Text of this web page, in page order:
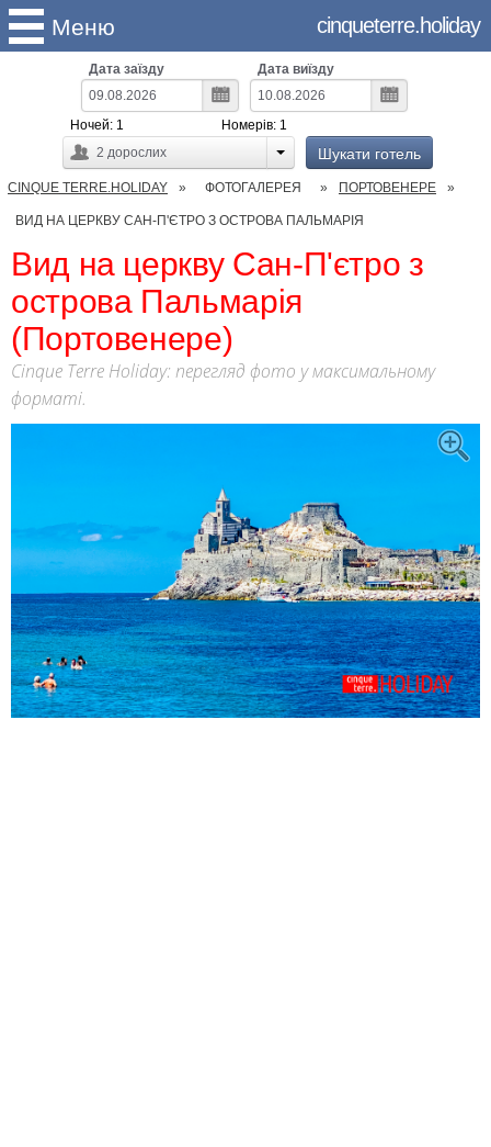
Меню cinqueterre.holiday
Дата заїзду Дата виїзду
2 дорослих
Ночей: 1 Номерів: 1
Шукати готель
CINQUE TERRE.HOLIDAY ФОТОГАЛЕРЕЯ ПОРТОВЕНЕРЕ
ВИД НА ЦЕРКВУ САН-П'ЄТРО З ОСТРОВА ПАЛЬМАРІЯ
Вид на церкву Сан-П'єтро з
острова Пальмарія
(Портовенере)
Cinque Terre Holiday: перегляд фото у максимальному
форматі.